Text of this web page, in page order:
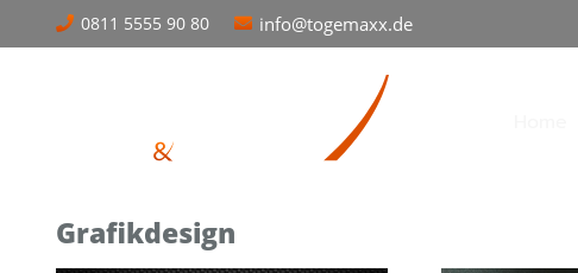
0811 5555 90 80 info@togemaxx.de
Grafikdesign